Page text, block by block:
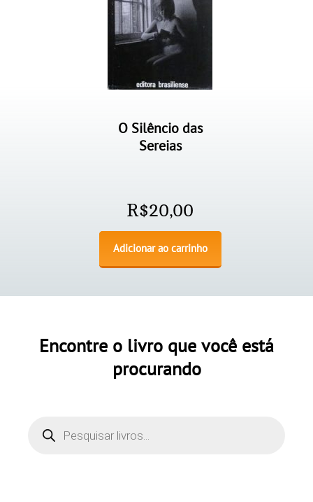
O Silêncio das
Sereias
R$20,00
Adicionar ao carrinho
Encontre o livro que você está
procurando